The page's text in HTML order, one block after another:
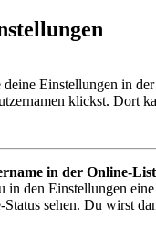
Einstellungen in
klickst. Dort
in der Online-
den Einstellungen
sehen. Du wirst